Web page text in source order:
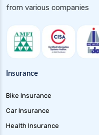
health insurance
health insurance
from various companies
Insurance
Bike Insurance
Car Insurance
Health Insurance